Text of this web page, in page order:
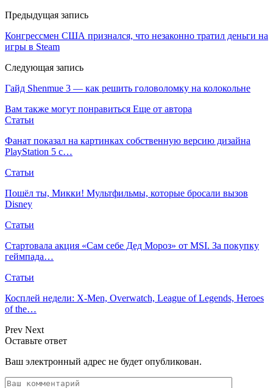
Предыдущая запись
Конгрессмен США признался, что незаконно тратил деньги на
игры в Steam
Следующая запись
Гайд Shenmue 3 — как решить головоломку на колокольне
Вам также могут понравиться Еще от автора
Статьи
Фанат показал на картинках собственную версию дизайна
PlayStation 5 с…
Статьи
Пошёл ты, Микки! Мультфильмы, которые бросали вызов
Disney
Статьи
Стартовала акция «Сам себе Дед Мороз» от MSI. За покупку
геймпада…
Статьи
Косплей недели: X-Men, Overwatch, League of Legends, Heroes
of the…
Prev Next
Оставьте ответ
Ваш электронный адрес не будет опубликован.